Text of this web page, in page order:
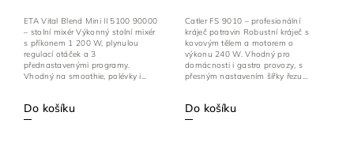
Do košíku
ETA Vital Blend Mini II 5100 90000
– stolní mixér Výkonný stolní mixér
s příkonem 1 200 W, plynulou
regulací otáček a 3
přednastavenými programy.
Vhodný na smoothie, polévky i...
Do košíku
Catler FS 9010 – profesionální
kráječ potravin Robustní kráječ s
kovovým tělem a motorem o
výkonu 240 W. Vhodný pro
domácnosti i gastro provozy, s
přesným nastavením šířky řezu...